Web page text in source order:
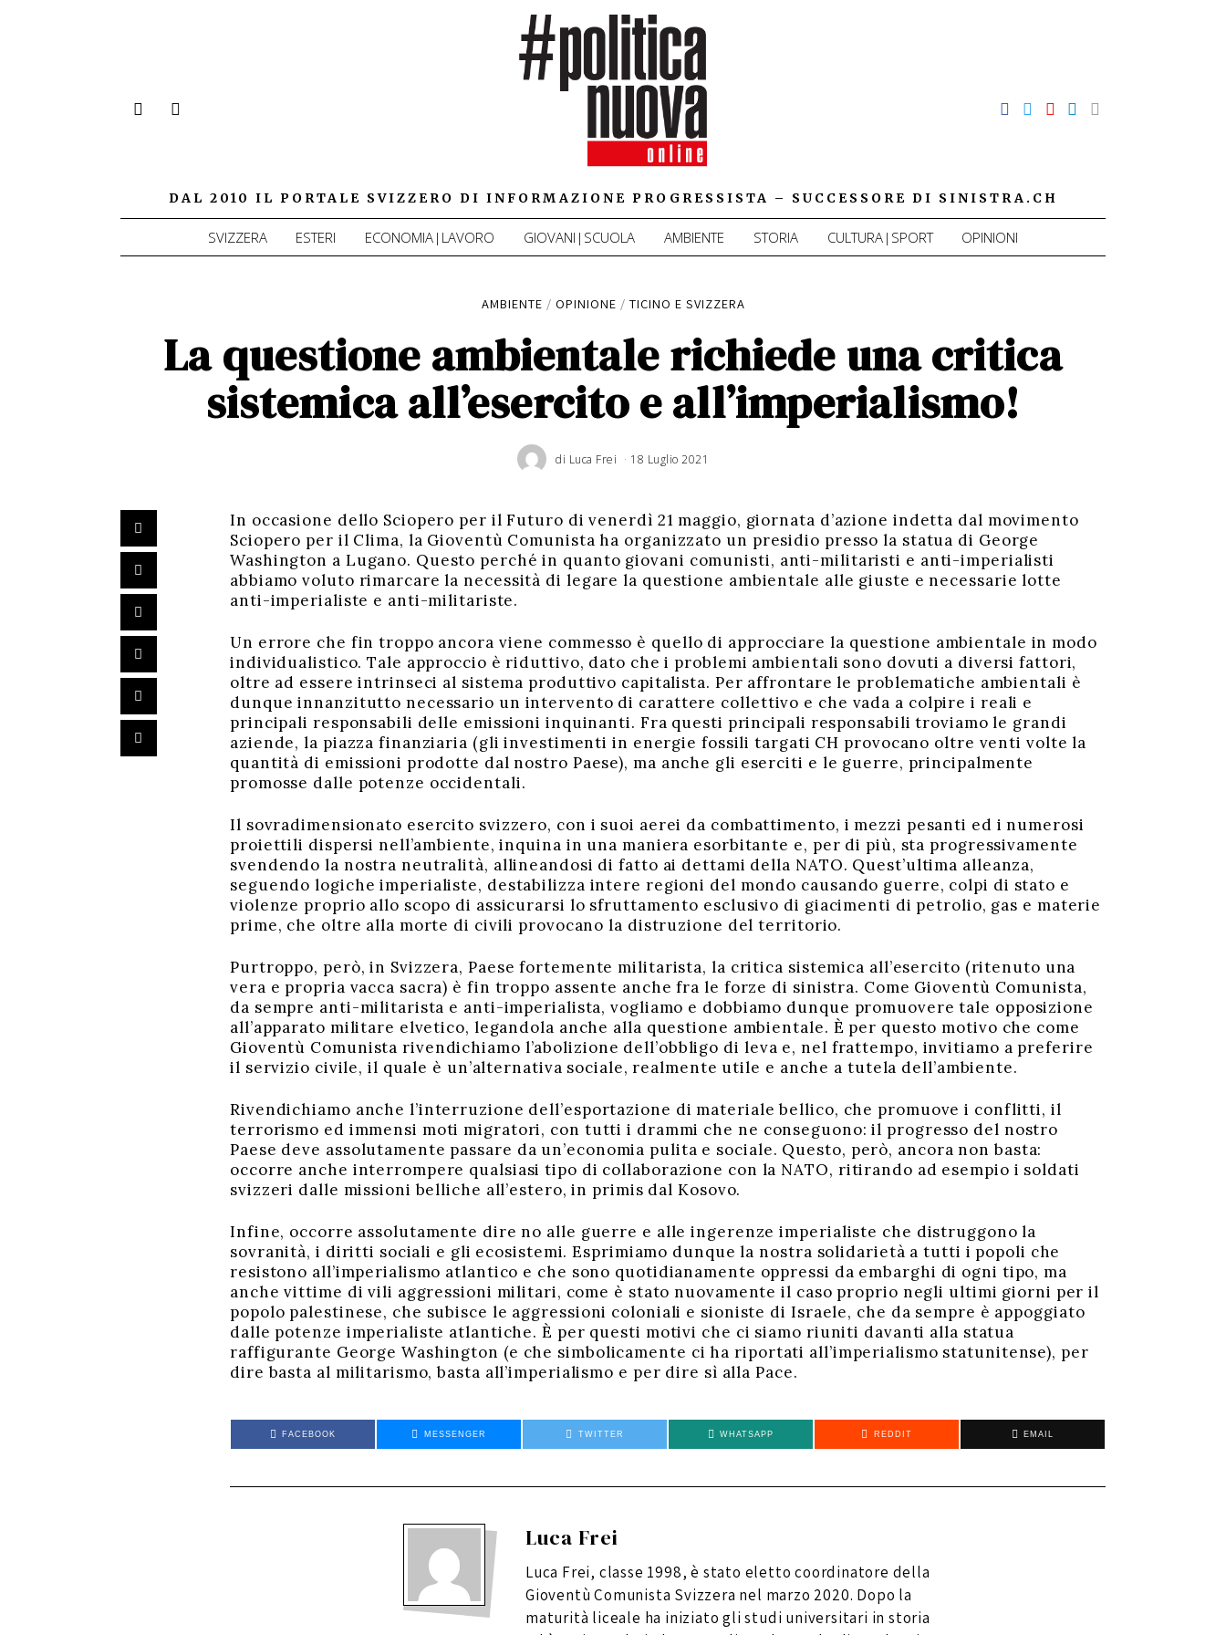
DAL 2010 IL PORTALE SVIZZERO DI INFORMAZIONE PROGRESSISTA – SUCCESSORE DI SINISTRA.CH
SVIZZERA ESTERI ECONOMIA|LAVORO GIOVANI|SCUOLA AMBIENTE STORIA CULTURA|SPORT OPINIONI
AMBIENTE / OPINIONE / TICINO E SVIZZERA
La questione ambientale richiede una critica
sistemica all’esercito e all’imperialismo!
di Luca Frei 18 Luglio 2021
In occasione dello Sciopero per il Futuro di venerdì 21 maggio, giornata d’azione indetta dal movimento
Sciopero per il Clima, la Gioventù Comunista ha organizzato un presidio presso la statua di George
Washington a Lugano. Questo perché in quanto giovani comunisti, anti-militaristi e anti-imperialisti
abbiamo voluto rimarcare la necessità di legare la questione ambientale alle giuste e necessarie lotte
anti-imperialiste e anti-militariste.
Un errore che fin troppo ancora viene commesso è quello di approcciare la questione ambientale in modo
individualistico. Tale approccio è riduttivo, dato che i problemi ambientali sono dovuti a diversi fattori,
oltre ad essere intrinseci al sistema produttivo capitalista. Per affrontare le problematiche ambientali è
dunque innanzitutto necessario un intervento di carattere collettivo e che vada a colpire i reali e
principali responsabili delle emissioni inquinanti. Fra questi principali responsabili troviamo le grandi
aziende, la piazza finanziaria (gli investimenti in energie fossili targati CH provocano oltre venti volte la
quantità di emissioni prodotte dal nostro Paese), ma anche gli eserciti e le guerre, principalmente
promosse dalle potenze occidentali.
Il sovradimensionato esercito svizzero, con i suoi aerei da combattimento, i mezzi pesanti ed i numerosi
proiettili dispersi nell’ambiente, inquina in una maniera esorbitante e, per di più, sta progressivamente
svendendo la nostra neutralità, allineandosi di fatto ai dettami della NATO. Quest’ultima alleanza,
seguendo logiche imperialiste, destabilizza intere regioni del mondo causando guerre, colpi di stato e
violenze proprio allo scopo di assicurarsi lo sfruttamento esclusivo di giacimenti di petrolio, gas e materie
prime, che oltre alla morte di civili provocano la distruzione del territorio.
Purtroppo, però, in Svizzera, Paese fortemente militarista, la critica sistemica all’esercito (ritenuto una
vera e propria vacca sacra) è fin troppo assente anche fra le forze di sinistra. Come Gioventù Comunista,
da sempre anti-militarista e anti-imperialista, vogliamo e dobbiamo dunque promuovere tale opposizione
all’apparato militare elvetico, legandola anche alla questione ambientale. È per questo motivo che come
Gioventù Comunista rivendichiamo l’abolizione dell’obbligo di leva e, nel frattempo, invitiamo a preferire
il servizio civile, il quale è un’alternativa sociale, realmente utile e anche a tutela dell’ambiente.
Rivendichiamo anche l’interruzione dell’esportazione di materiale bellico, che promuove i conflitti, il
terrorismo ed immensi moti migratori, con tutti i drammi che ne conseguono: il progresso del nostro
Paese deve assolutamente passare da un’economia pulita e sociale. Questo, però, ancora non basta:
occorre anche interrompere qualsiasi tipo di collaborazione con la NATO, ritirando ad esempio i soldati
svizzeri dalle missioni belliche all’estero, in primis dal Kosovo.
Infine, occorre assolutamente dire no alle guerre e alle ingerenze imperialiste che distruggono la
sovranità, i diritti sociali e gli ecosistemi. Esprimiamo dunque la nostra solidarietà a tutti i popoli che
resistono all’imperialismo atlantico e che sono quotidianamente oppressi da embarghi di ogni tipo, ma
anche vittime di vili aggressioni militari, come è stato nuovamente il caso proprio negli ultimi giorni per il
popolo palestinese, che subisce le aggressioni coloniali e sioniste di Israele, che da sempre è appoggiato
dalle potenze imperialiste atlantiche. È per questi motivi che ci siamo riuniti davanti alla statua
raffigurante George Washington (e che simbolicamente ci ha riportati all’imperialismo statunitense), per
dire basta al militarismo, basta all’imperialismo e per dire sì alla Pace.
FACEBOOK MESSENGER TWITTER WHATSAPP REDDIT EMAIL
Luca Frei
Luca Frei, classe 1998, è stato eletto coordinatore della
Gioventù Comunista Svizzera nel marzo 2020. Dopo la
maturità liceale ha iniziato gli studi universitari in storia